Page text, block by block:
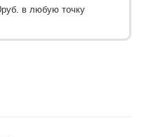
в любую точку